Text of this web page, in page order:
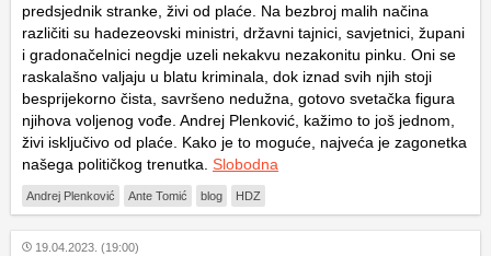
predsjednik stranke, živi od plaće. Na bezbroj malih načina
različiti su hadezeovski ministri, državni tajnici, savjetnici, župani
i gradonačelnici negdje uzeli nekakvu nezakonitu pinku. Oni se
raskalašno valjaju u blatu kriminala, dok iznad svih njih stoji
besprijekorno čista, savršeno nedužna, gotovo svetačka figura
njihova voljenog vođe. Andrej Plenković, kažimo to još jednom,
živi isključivo od plaće. Kako je to moguće, najveća je zagonetka
našega političkog trenutka. Slobodna
Andrej Plenković Ante Tomić blog HDZ
19.04.2023. (19:00)